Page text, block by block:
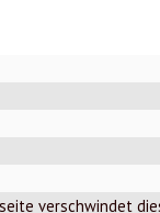
verschwindet